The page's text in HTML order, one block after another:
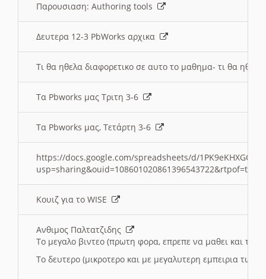
Παρουσιαση: Authoring tools
Δευτερα 12-3 PbWorks αρχικα
Τι θα ηθελα διαφορετικο σε αυτο το μαθημα- τι θα
Τα Pbworks μας Τριτη 3-6
Τα Pbworks μας, Τετάρτη 3-6
https://docs.google.com/spreadsheets/d/
Κουιζ για το WISE
Ανθιμος Παλτατζιδης
Το μεγαλο βιντεο (πρωτη φορα, επρεπε να μαθει και το
Το δευτερο (μικροτερο και με μεγαλυτερη εμπειρια